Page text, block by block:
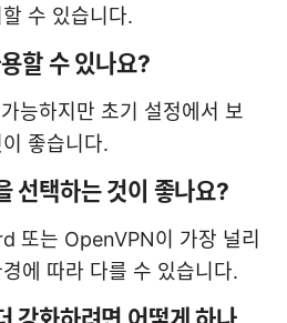
수 있습니다.
할 수 있나요?
능하지만 초기 설정에서 보
좋습니다.
선택하는 것이 좋나요?
또는 OpenVPN이 가장 널리
에 따라 다를 수 있습니다.